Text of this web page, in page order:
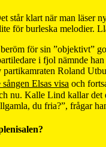
står klart när man läser
för burleska melodier.
för sin ”objektivt”
i fjol nämnde
Roland
Elsas visa och
nu. Kalle Lind kallar
du fria?”, frågar